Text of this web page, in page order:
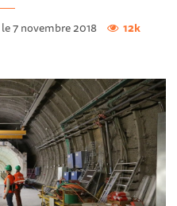
7 novembre 2018 12k